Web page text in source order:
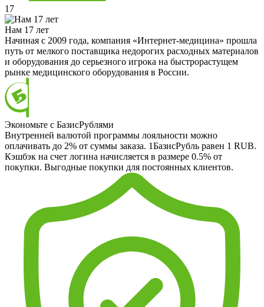
17
Нам 17 лет
Начиная с 2009 года, компания «Интернет-медицина» прошла
путь от мелкого поставщика недорогих расходных материалов
и оборудования до серьезного игрока на быстрорастущем
рынке медицинского оборудования в России.
Экономьте с БазисРублями
Внутренней валютой программы лояльности можно
оплачивать до 2% от суммы заказа. 1БазисРубль равен 1 RUB.
Кэшбэк на счет логина начисляется в размере 0.5% от
покупки. Выгодные покупки для постоянных клиентов.